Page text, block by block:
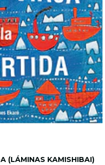
(LÁMINAS KAMISHIBAI)